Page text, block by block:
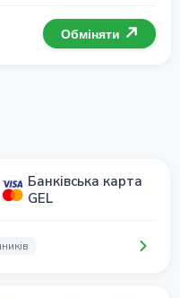
Обміняти
Банківська карта
GEL